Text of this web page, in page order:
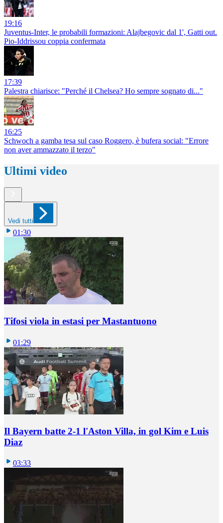
19:16
Juventus-Inter, le probabili formazioni: Alajbegovic dal 1', Gatti out.
Pio-Iddrissou coppia confermata
17:39
Palestra chiarisce: "Perché il Chelsea? Ho sempre sognato di..."
16:25
Schwoch a gamba tesa sul caso Roggero, è bufera social: "Errore
non aver ammazzato il terzo"
Ultimi video
Vedi tutti
01:30
Tifosi viola in estasi per Mastantuono
01:29
Il Bayern batte 2-1 l'Aston Villa, in gol Kim e Luis
Diaz
03:33